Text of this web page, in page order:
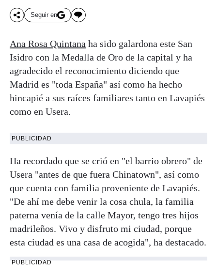
Seguir en
Ana Rosa Quintana ha sido galardona este San
Isidro con la Medalla de Oro de la capital y ha
agradecido el reconocimiento diciendo que
Madrid es "toda España" así como ha hecho
hincapié a sus raíces familiares tanto en Lavapiés
como en Usera.
PUBLICIDAD
Ha recordado que se crió en "el barrio obrero" de
Usera "antes de que fuera Chinatown", así como
que cuenta con familia proveniente de Lavapiés.
"De ahí me debe venir la cosa chula, la familia
paterna venía de la calle Mayor, tengo tres hijos
madrileños. Vivo y disfruto mi ciudad, porque
esta ciudad es una casa de acogida", ha destacado.
PUBLICIDAD